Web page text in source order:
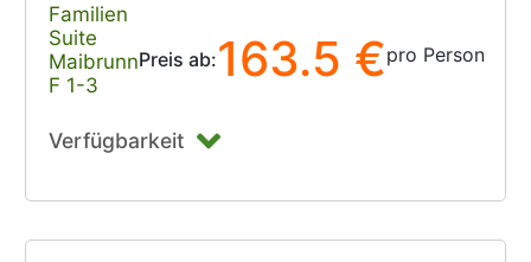
Familien
Suite
Maibrunn
F 1-3
Preis ab:163.5 €pro Person
Verfügbarkeit